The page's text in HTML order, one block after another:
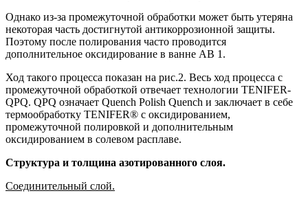
Однако из-за промежуточной обработки может быть утеряна
некоторая часть достигнутой антикоррозионной защиты.
Поэтому после полирования часто проводится
дополнительное оксидирование в ванне АВ 1.
Ход такого процесса показан на рис.2. Весь ход процесса с
промежуточной обработкой отвечает технологии TENIFER-
QPQ. QPQ означает Quench Polish Quench и заключает в себе
термообработку TENIFER® с оксидированием,
промежуточной полировкой и дополнительным
оксидированием в солевом расплаве.
Структура и толщина азотированного слоя.
Соединительный слой.